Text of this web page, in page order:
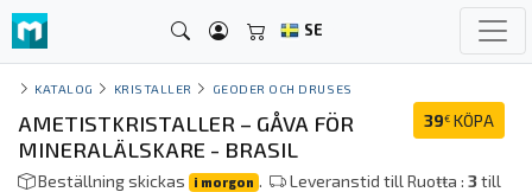
SE
KATALOG KRISTALLER GEODER OCH DRUSES
39€ KÖPA
AMETISTKRISTALLER – GÅVA FÖR
MINERALÄLSKARE - BRASIL
Beställning skickas i morgon . Leveranstid till Ruoŧŧa :3till